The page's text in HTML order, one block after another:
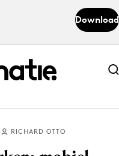
Download
Abonneer nu
Abonneer nu
RICHARD OTTO